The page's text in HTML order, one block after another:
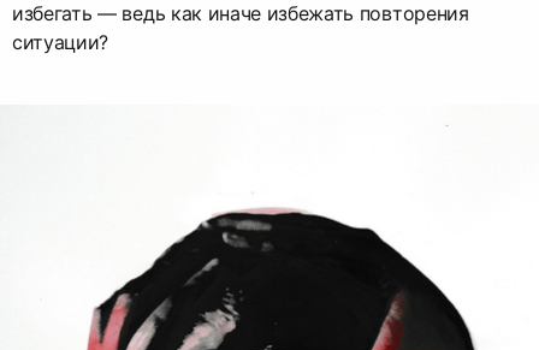
избегать — ведь как иначе избежать повторения
ситуации?